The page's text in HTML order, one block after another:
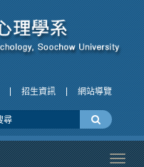
招生資訊 網站導覽